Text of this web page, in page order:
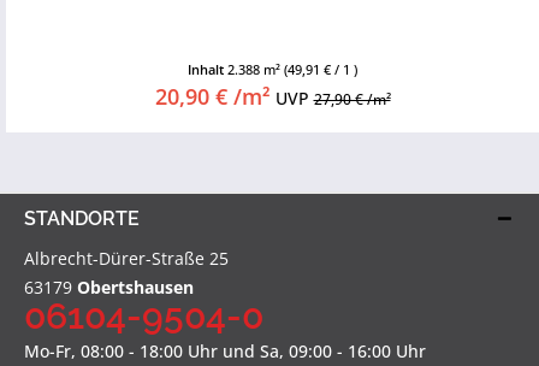
Inhalt 2.388 m² (49,91 € / 1 )
20,90 € /m² UVP27,90 € /m²
STANDORTE
Albrecht-Dürer-Straße 25
63179 Obertshausen
06104-9504-0
Mo-Fr, 08:00 - 18:00 Uhr und Sa, 09:00 - 16:00 Uhr